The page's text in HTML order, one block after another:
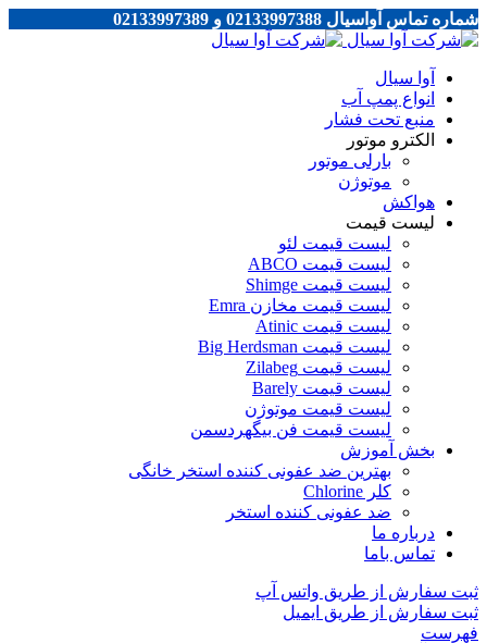
شماره تماس آواسیال 02133997388 و 02133997389
آوا سیال
انواع پمپ آب
منبع تحت فشار
الکترو موتور
بارلی موتور
موتوژن
هواکش
لیست قیمت
لیست قیمت لئو
لیست قیمت ABCO
لیست قیمت Shimge
لیست قیمت مخازن Emra
لیست قیمت Atinic
لیست قیمت Big Herdsman
لیست قیمت Zilabeg
لیست قیمت Barely
لیست قیمت موتوژن
لیست قیمت فن بیگهردسمن
بخش آموزش
بهترین ضد عفونی کننده استخر خانگی
کلر Chlorine
ضد عفونی کننده استخر
درباره ما
تماس باما
ثبت سفارش از طریق واتس آپ
ثبت سفارش از طریق ایمیل
فهرست